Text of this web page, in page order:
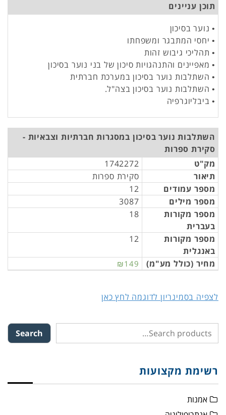
תוכן עניינים
• נוער בסיכון
• יחסי המתבגר ומשפחתו
• תהליכי גיבוש זהות
• מאפיינים והתנהגויות סיכון של בני נוער בסיכון
• השתלבות נוער בסיכון במערכת חברתית
• השתלבות נוער בסיכון בצה"ל.
• ביבליוגרפיה
השתלבות נוער בסיכון במסגרות חברתיות וצבאיות -
סקירת ספרות
מק"ט
1742272
תיאור
סקירת ספרות
מספר עמודים
12
מספר מילים
3087
מספר מקורות
בעברית
18
מספר מקורות
באנגלית
12
מחיר (כולל מע"מ) ₪149
לצפיה בסמינריון לדוגמה לחץ כאן
Search
רשימת מקצועות
אמנות